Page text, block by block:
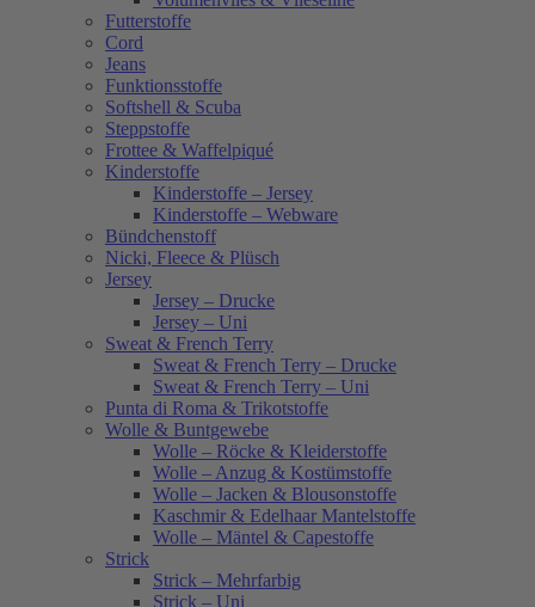
Futterstoffe
Cord
Jeans
Funktionsstoffe
Softshell & Scuba
Steppstoffe
Frottee & Waffelpiqué
Kinderstoffe
Kinderstoffe – Jersey
Kinderstoffe – Webware
Bündchenstoff
Nicki, Fleece & Plüsch
Jersey
Jersey – Drucke
Jersey – Uni
Sweat & French Terry
Sweat & French Terry – Drucke
Sweat & French Terry – Uni
Punta di Roma & Trikotstoffe
Wolle & Buntgewebe
Wolle – Röcke & Kleiderstoffe
Wolle – Anzug & Kostümstoffe
Wolle – Jacken & Blousonstoffe
Kaschmir & Edelhaar Mantelstoffe
Wolle – Mäntel & Capestoffe
Strick
Strick – Mehrfarbig
Strick – Uni